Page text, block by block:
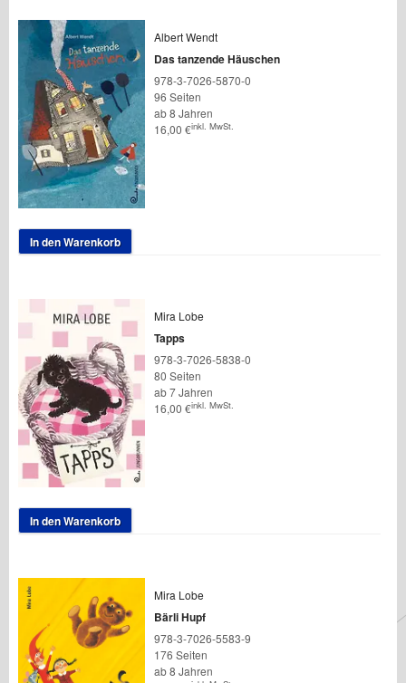
Albert Wendt
Das tanzende Häuschen
978-3-7026-5870-0
96 Seiten
ab 8 Jahren
16,00 €inkl. MwSt.
In den Warenkorb
Mira Lobe
Tapps
978-3-7026-5838-0
80 Seiten
ab 7 Jahren
16,00 €inkl. MwSt.
In den Warenkorb
Mira Lobe
Bärli Hupf
978-3-7026-5583-9
176 Seiten
ab 8 Jahren